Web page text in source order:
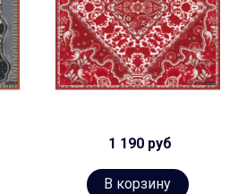
1 190 руб
В корзину